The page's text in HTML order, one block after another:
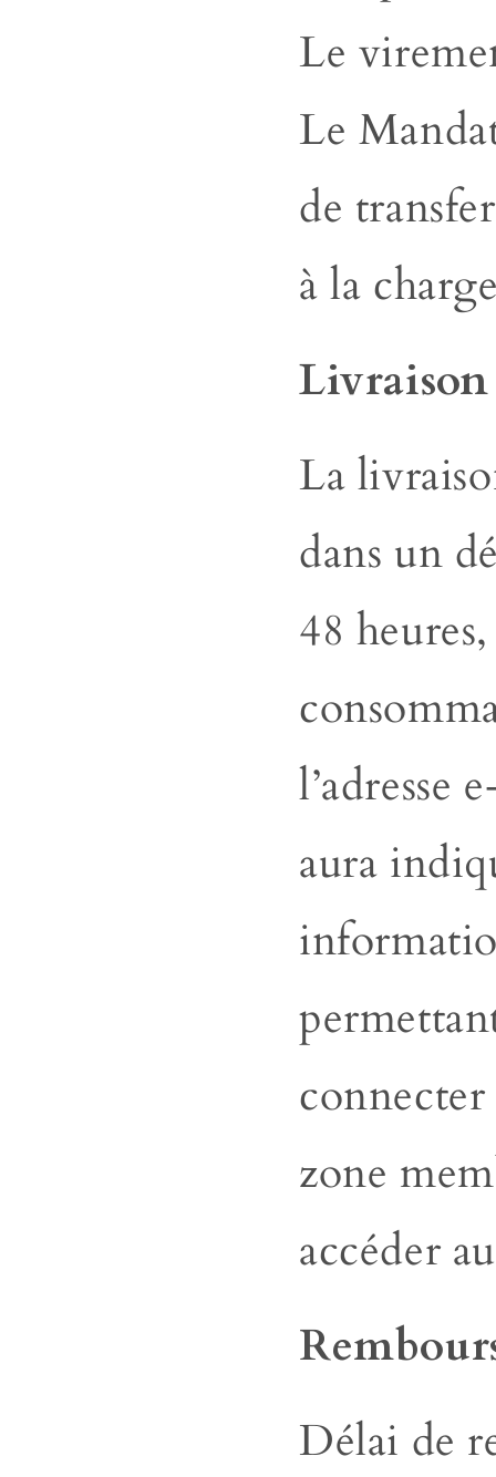
Le
Le
de
à la
Livraison
La
dans un
48
l’adresse
aura
connecter
zone
accéder
Délai de